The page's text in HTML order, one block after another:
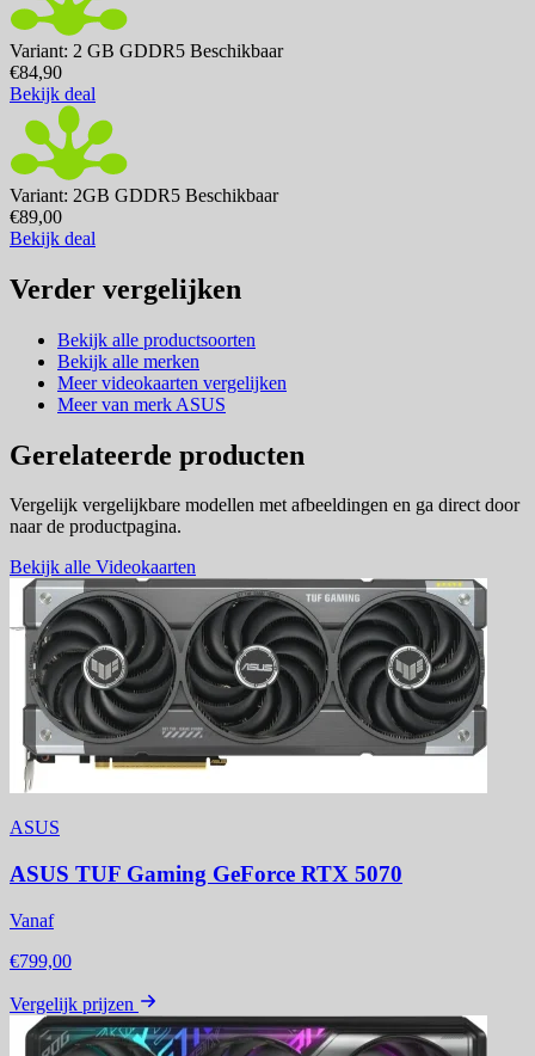
Variant: 2 GB GDDR5 Beschikbaar
€84,90
Bekijk deal
Variant: 2GB GDDR5 Beschikbaar
€89,00
Bekijk deal
Verder vergelijken
Bekijk alle productsoorten
Bekijk alle merken
Meer videokaarten vergelijken
Meer van merk ASUS
Gerelateerde producten
Vergelijk vergelijkbare modellen met afbeeldingen en ga direct door
naar de productpagina.
Bekijk alle Videokaarten
ASUS
ASUS TUF Gaming GeForce RTX 5070
Vanaf
€799,00
Vergelijk prijzen